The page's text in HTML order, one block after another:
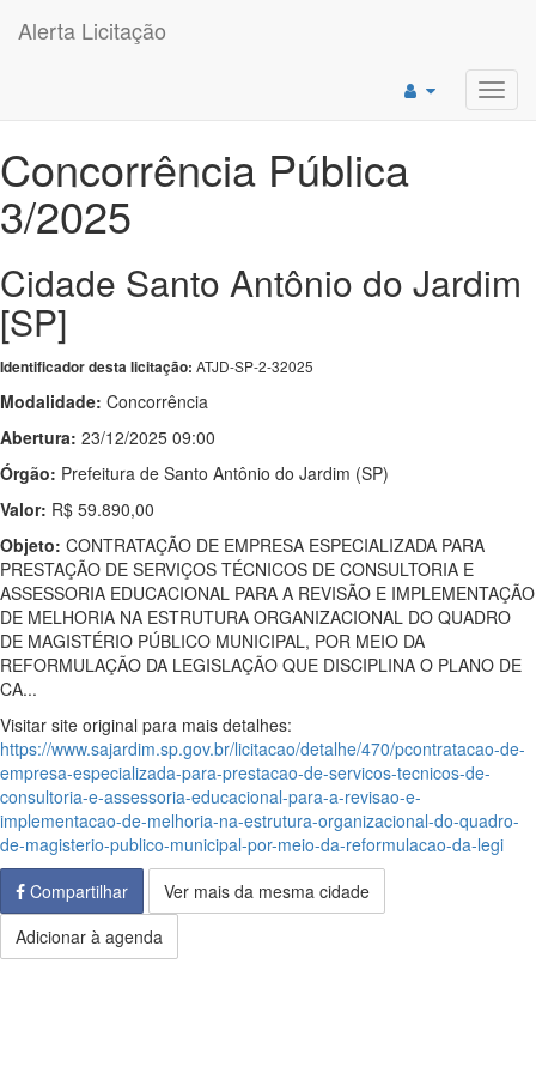
Alerta Licitação
Concorrência Pública
3/2025
Cidade Santo Antônio do Jardim
[SP]
Identificador desta licitação: ATJD-SP-2-32025
Modalidade: Concorrência
Abertura: 23/12/2025 09:00
Órgão: Prefeitura de Santo Antônio do Jardim (SP)
Valor: R$ 59.890,00
Objeto: CONTRATAÇÃO DE EMPRESA ESPECIALIZADA PARA
PRESTAÇÃO DE SERVIÇOS TÉCNICOS DE CONSULTORIA E
ASSESSORIA EDUCACIONAL PARA A REVISÃO E IMPLEMENTAÇÃO
DE MELHORIA NA ESTRUTURA ORGANIZACIONAL DO QUADRO
DE MAGISTÉRIO PÚBLICO MUNICIPAL, POR MEIO DA
REFORMULAÇÃO DA LEGISLAÇÃO QUE DISCIPLINA O PLANO DE
CA...
Visitar site original para mais detalhes:
https://www.sajardim.sp.gov.br/licitacao/detalhe/470/pcontratacao-de-
empresa-especializada-para-prestacao-de-servicos-tecnicos-de-
consultoria-e-assessoria-educacional-para-a-revisao-e-
implementacao-de-melhoria-na-estrutura-organizacional-do-quadro-
de-magisterio-publico-municipal-por-meio-da-reformulacao-da-legi
Compartilhar
Ver mais da mesma cidade
Adicionar à agenda